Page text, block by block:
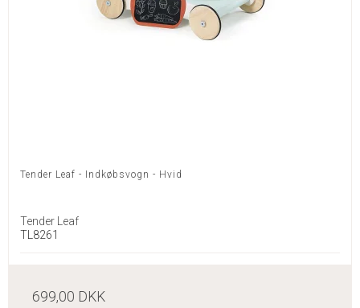
Tender Leaf - Indkøbsvogn - Hvid
Tender Leaf
TL8261
699,00 DKK